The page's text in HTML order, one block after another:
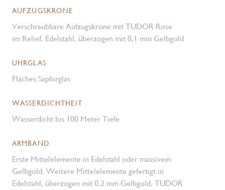
AUFZUGSKRONE
Verschraubbare Aufzugskrone mit TUDOR Rose
im Relief. Edelstahl, überzogen mit 0,1 mm Gelbgold
UHRGLAS
Flaches Saphirglas
WASSERDICHTHEIT
Wasserdicht bis 100 Meter Tiefe
ARMBAND
Erste Mittelelemente in Edelstahl oder massivem
Gelbgold. Weitere Mittelelemente gefertigt in
Edelstahl, überzogen mit 0,2 mm Gelbgold. TUDOR